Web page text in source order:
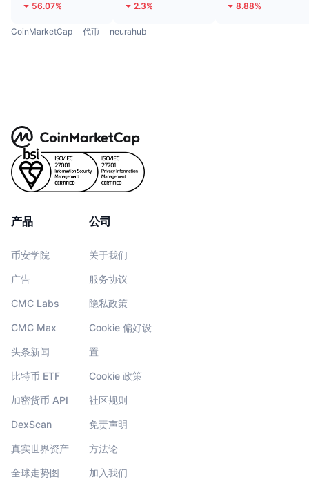
56.07% 2.3% 8.88%
CoinMarketCap 代币 neurahub
产品
币安学院
广告
CMC Labs
CMC Max
头条新闻
比特币 ETF
加密货币 API
DexScan
真实世界资产
全球走势图
公司
关于我们
服务协议
隐私政策
Cookie 偏好设
置
Cookie 政策
社区规则
免责声明
方法论
加入我们